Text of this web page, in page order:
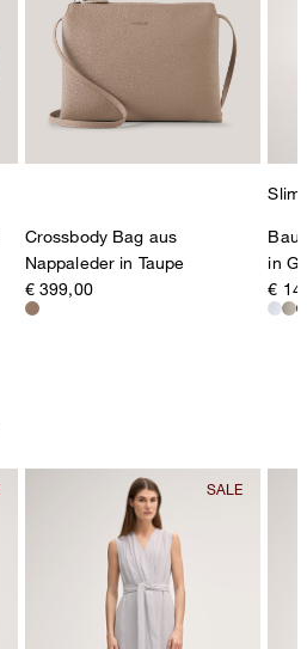
Crossbody Bag aus
Nappaleder in Taupe
€ 399,00
Slim
in
€